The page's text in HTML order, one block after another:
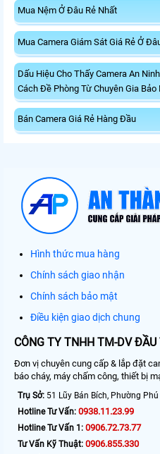
Mua Nệm Ở Đâu Rẻ Nhất
Mua Camera Giám Sát Giá Rẻ Ở
Dấu Hiệu Cho Thấy Camera An
Cách Đề Phòng Từ Chuyên Gia Bảo
Bán Camera Giá Rẻ Hàng Đầu
Hình thức mua hàng
Chính sách giao nhận
Chính sách bảo mật
Điều kiện giao dịch chung
CÔNG TY TNHH TM-DV
Đơn vị chuyên cung cấp & lắp đặt
báo cháy, máy chấm công, thiết bị
Trụ Sở: 51 Lũy Bán Bích, Phường
Hotline Tư Vấn: 0938.11.23.99
Hotline Tư Vấn 1: 0906.72.73.77
Tư Vấn Kỹ Thuật: 0906.855.330